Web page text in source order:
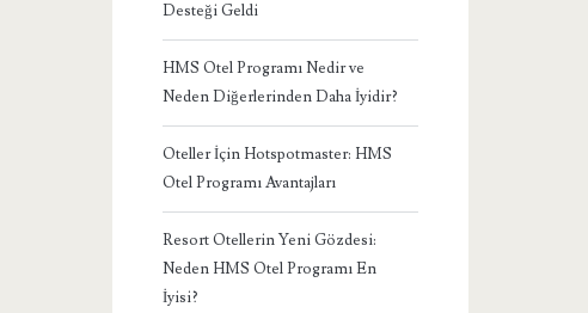
Desteği Geldi
HMS Otel Programı Nedir ve
Neden Diğerlerinden Daha İyidir?
Oteller İçin Hotspotmaster: HMS
Otel Programı Avantajları
Resort Otellerin Yeni Gözdesi:
Neden HMS Otel Programı En
İyisi?